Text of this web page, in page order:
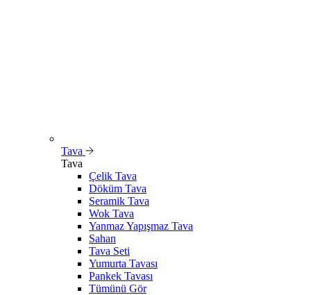
Tava
Tava
Çelik Tava
Döküm Tava
Seramik Tava
Wok Tava
Yanmaz Yapışmaz Tava
Sahan
Tava Seti
Yumurta Tavası
Pankek Tavası
Tümünü Gör